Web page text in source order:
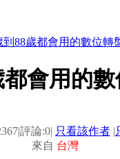
到88歲都會用的數位轉
會用的數
|評論:0| 只看該作者 |
來自 台灣